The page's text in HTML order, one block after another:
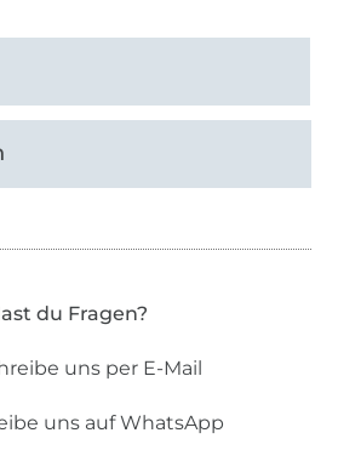
du Fragen?
uns per E-Mail
uns auf WhatsApp